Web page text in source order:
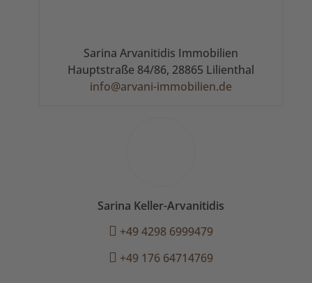
Sarina Arvanitidis Immobilien
Hauptstraße 84/86, 28865 Lilienthal
info@arvani-immobilien.de
Sarina Keller-Arvanitidis
+49 4298 6999479
+49 176 64714769